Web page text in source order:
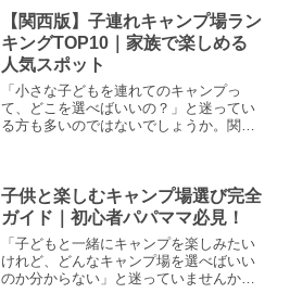
厳選してご紹介します。人...
【関西版】子連れキャンプ場ラン
キングTOP10｜家族で楽しめる
人気スポット
「小さな子どもを連れてのキャンプっ
て、どこを選べばいいの？」と迷ってい
る方も多いのではないでしょうか。関西
エリアの中でも特に人気の高...
子供と楽しむキャンプ場選び完全
ガイド｜初心者パパママ必見！
「子どもと一緒にキャンプを楽しみたい
けれど、どんなキャンプ場を選べばいい
のか分からない」と迷っていませんか？